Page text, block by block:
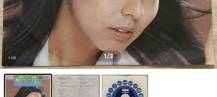
1/3